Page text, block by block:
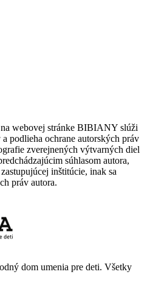
webovej stránke BIBIANY slúži
podlieha ochrane autorských práv
zverejnených výtvarných diel
súhlasom autora,
inštitúcie, inak sa
práv autora.
dom umenia pre deti. Všetky